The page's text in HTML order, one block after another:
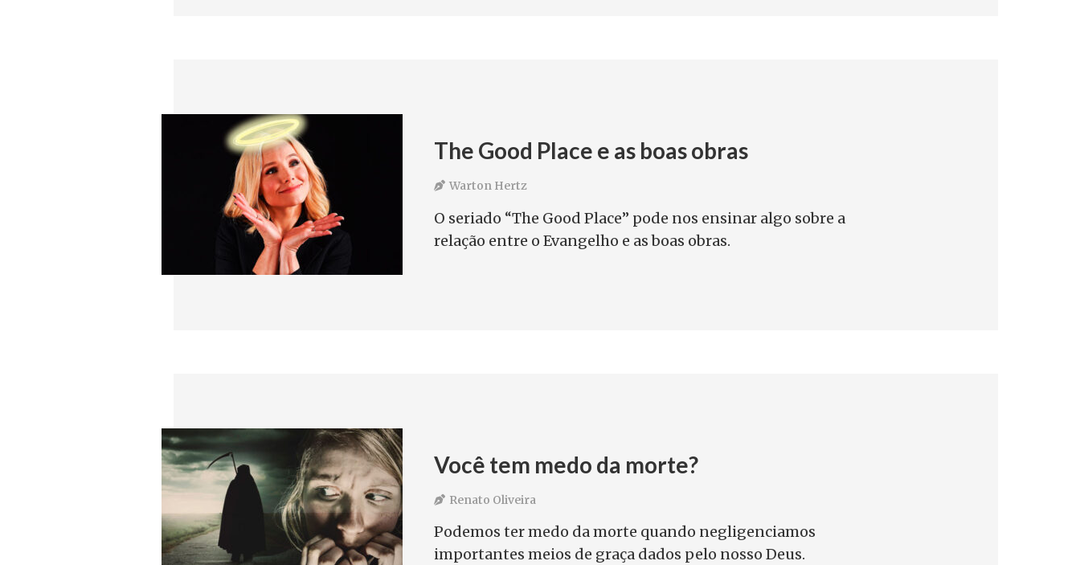
The Good Place e as boas obras
Warton Hertz
O seriado “The Good Place” pode nos ensinar algo sobre a
relação entre o Evangelho e as boas obras.
Você tem medo da morte?
Renato Oliveira
Podemos ter medo da morte quando negligenciamos
importantes meios de graça dados pelo nosso Deus.